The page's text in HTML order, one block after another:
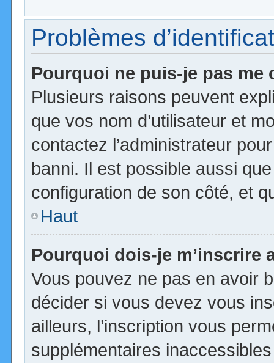
Problèmes
Pourquoi ne puis-je pas me
Plusieurs raisons peuvent
que vos nom d’utilisateur et
contactez l’administrateur
banni. Il est possible aussi
configuration de son côté, et
Haut
Pourquoi dois-je m’inscrire
Vous pouvez ne pas en avoir
décider si vous devez vous
ailleurs, l’inscription vous
supplémentaires